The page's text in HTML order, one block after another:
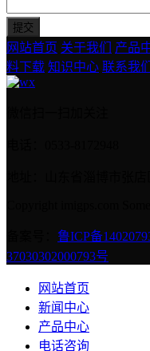
网站首页 关于我们 产品
料下载 知识中心 联系我们
鲁ICP备
37030302000793号
网站首页
新闻中心
产品中心
电话咨询